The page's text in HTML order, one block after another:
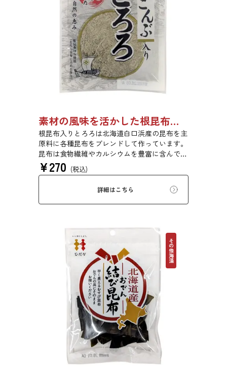
素材の風味を活かした根昆布入りとろろ 23g 単品 5袋セット 20袋セット 3481
根昆布入りとろろは北海道白口浜産の昆布を主
原料に各種昆布をブレンドして作っています。
昆布は食物繊維やカルシウムを豊富に含んでい
ます。薄くふんわりと削っており、ご飯やお吸
い物、うどんに入れて美味しく召し上がれま
す。お口の中でとろーり、つるっと広がる根昆
布入りとろろを是非ご賞味ください。
¥270 (税込)
詳細はこちら
その他海藻